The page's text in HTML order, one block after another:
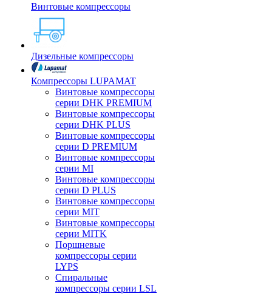
Винтовые компрессоры
Дизельные компрессоры
Компрессоры LUPAMAT
Винтовые компрессоры
серии DHK PREMIUM
Винтовые компрессоры
серии DHK PLUS
Винтовые компрессоры
серии D PREMIUM
Винтовые компрессоры
серии MI
Винтовые компрессоры
серии D PLUS
Винтовые компрессоры
серии MIT
Винтовые компрессоры
серии MITK
Поршневые
компрессоры серии
LYPS
Спиральные
компрессоры серии LSL